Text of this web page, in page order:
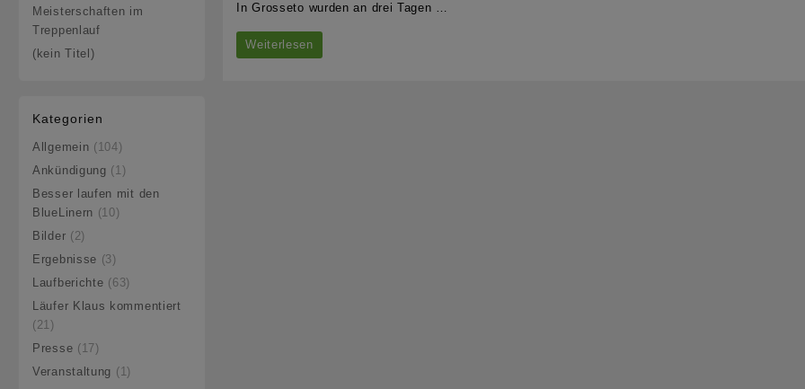
Meisterschaften im
Treppenlauf
(kein Titel)
Kategorien
Allgemein (104)
Ankündigung (1)
Besser laufen mit den
BlueLinern (10)
Bilder (2)
Ergebnisse (3)
Laufberichte (63)
Läufer Klaus kommentiert
(21)
Presse (17)
Veranstaltung (1)
In Grosseto wurden an drei Tagen …
Matthias
Weiterlesen